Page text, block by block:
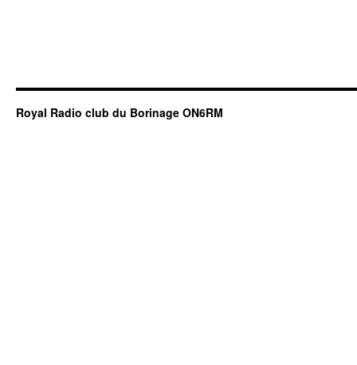
Royal Radio club du Borinage ON6RM